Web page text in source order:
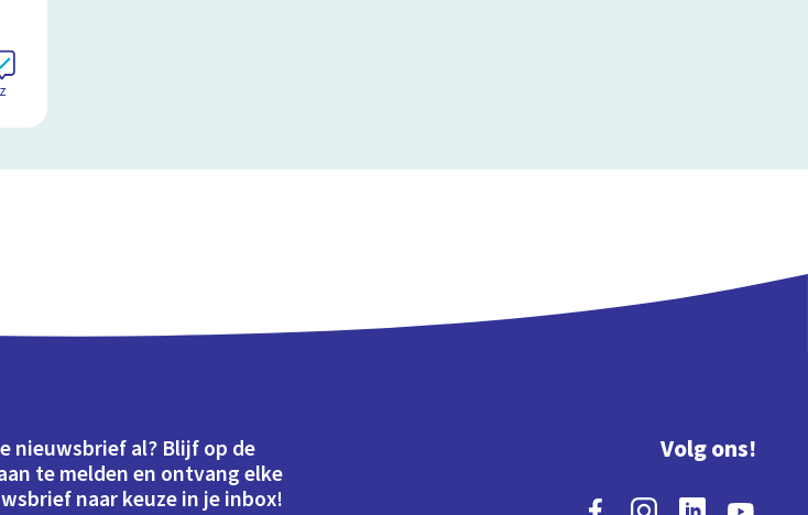
nieuwsbrief al? Blijf op de
te melden en ontvang elke
naar keuze in je inbox!
Volg ons!